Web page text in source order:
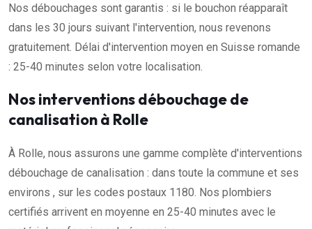
Nos débouchages sont garantis : si le bouchon réapparaît
dans les 30 jours suivant l'intervention, nous revenons
gratuitement. Délai d'intervention moyen en Suisse romande
: 25-40 minutes selon votre localisation.
Nos interventions débouchage de
canalisation à Rolle
À Rolle, nous assurons une gamme complète d'interventions
débouchage de canalisation : dans toute la commune et ses
environs , sur les codes postaux 1180. Nos plombiers
certifiés arrivent en moyenne en 25-40 minutes avec le